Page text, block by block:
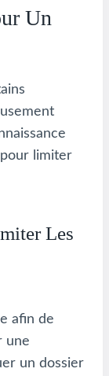
Un
limiter
Les
afin de
une
un dossier